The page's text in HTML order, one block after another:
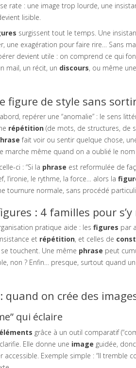
rate : une image trop lourde, une
lisible.
surgissent tout le temps. Une
une exagération pour faire rire… Sans
devient utile : on comprend ce qui
mail, un récit, un discours, ou même
figure de style sans
repérer une “anomalie” : le sens
répétition (de mots, de structures, de
fait voir ou sentir quelque chose,
marche même quand on a oublié le nom
ci : “Si la phrase est reformulée de
l’ironie, le rythme, la force… alors la
tournure normale, sans procédé
: 4 familles pour
pratique aide : les figures par
et répétition, et celles de
touchent. Une même phrase peut
non ? Enfin… presque, surtout quand
quand on crée des
qui éclaire
éléments grâce à un outil comparatif
Elle donne une image guidée,
accessible. Exemple simple : “Il tremble